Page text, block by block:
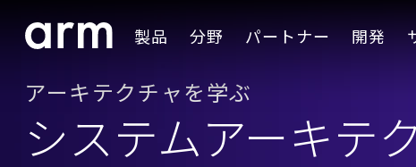
Skip to Footer 製品 分野 パートナー 開発
アーキテクチャを学ぶ
システムアーキテ